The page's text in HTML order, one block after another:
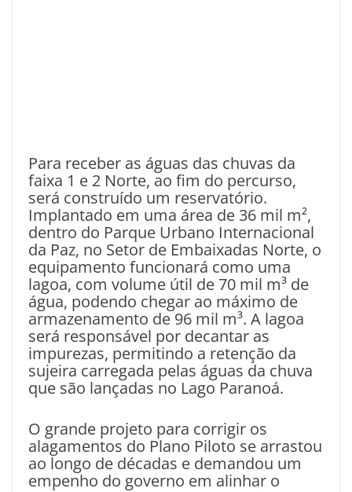
Para receber as águas das chuvas da
faixa 1 e 2 Norte, ao fim do percurso,
será construído um reservatório.
Implantado em uma área de 36 mil m²,
dentro do Parque Urbano Internacional
da Paz, no Setor de Embaixadas Norte, o
equipamento funcionará como uma
lagoa, com volume útil de 70 mil m³ de
água, podendo chegar ao máximo de
armazenamento de 96 mil m³. A lagoa
será responsável por decantar as
impurezas, permitindo a retenção da
sujeira carregada pelas águas da chuva
que são lançadas no Lago Paranoá.
O grande projeto para corrigir os
alagamentos do Plano Piloto se arrastou
ao longo de décadas e demandou um
empenho do governo em alinhar o